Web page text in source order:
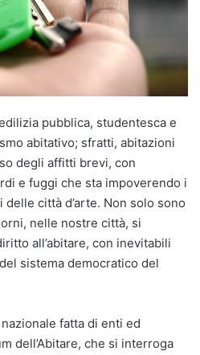
pubblica, studentesca e
abitativo; sfratti, abitazioni
degli affitti brevi, con
e fuggi che sta impoverendo i
città d’arte. Non solo sono
nelle nostre città, si
all’abitare, con inevitabili
sistema democratico del
fatta di enti ed
dell’Abitare, che si interroga